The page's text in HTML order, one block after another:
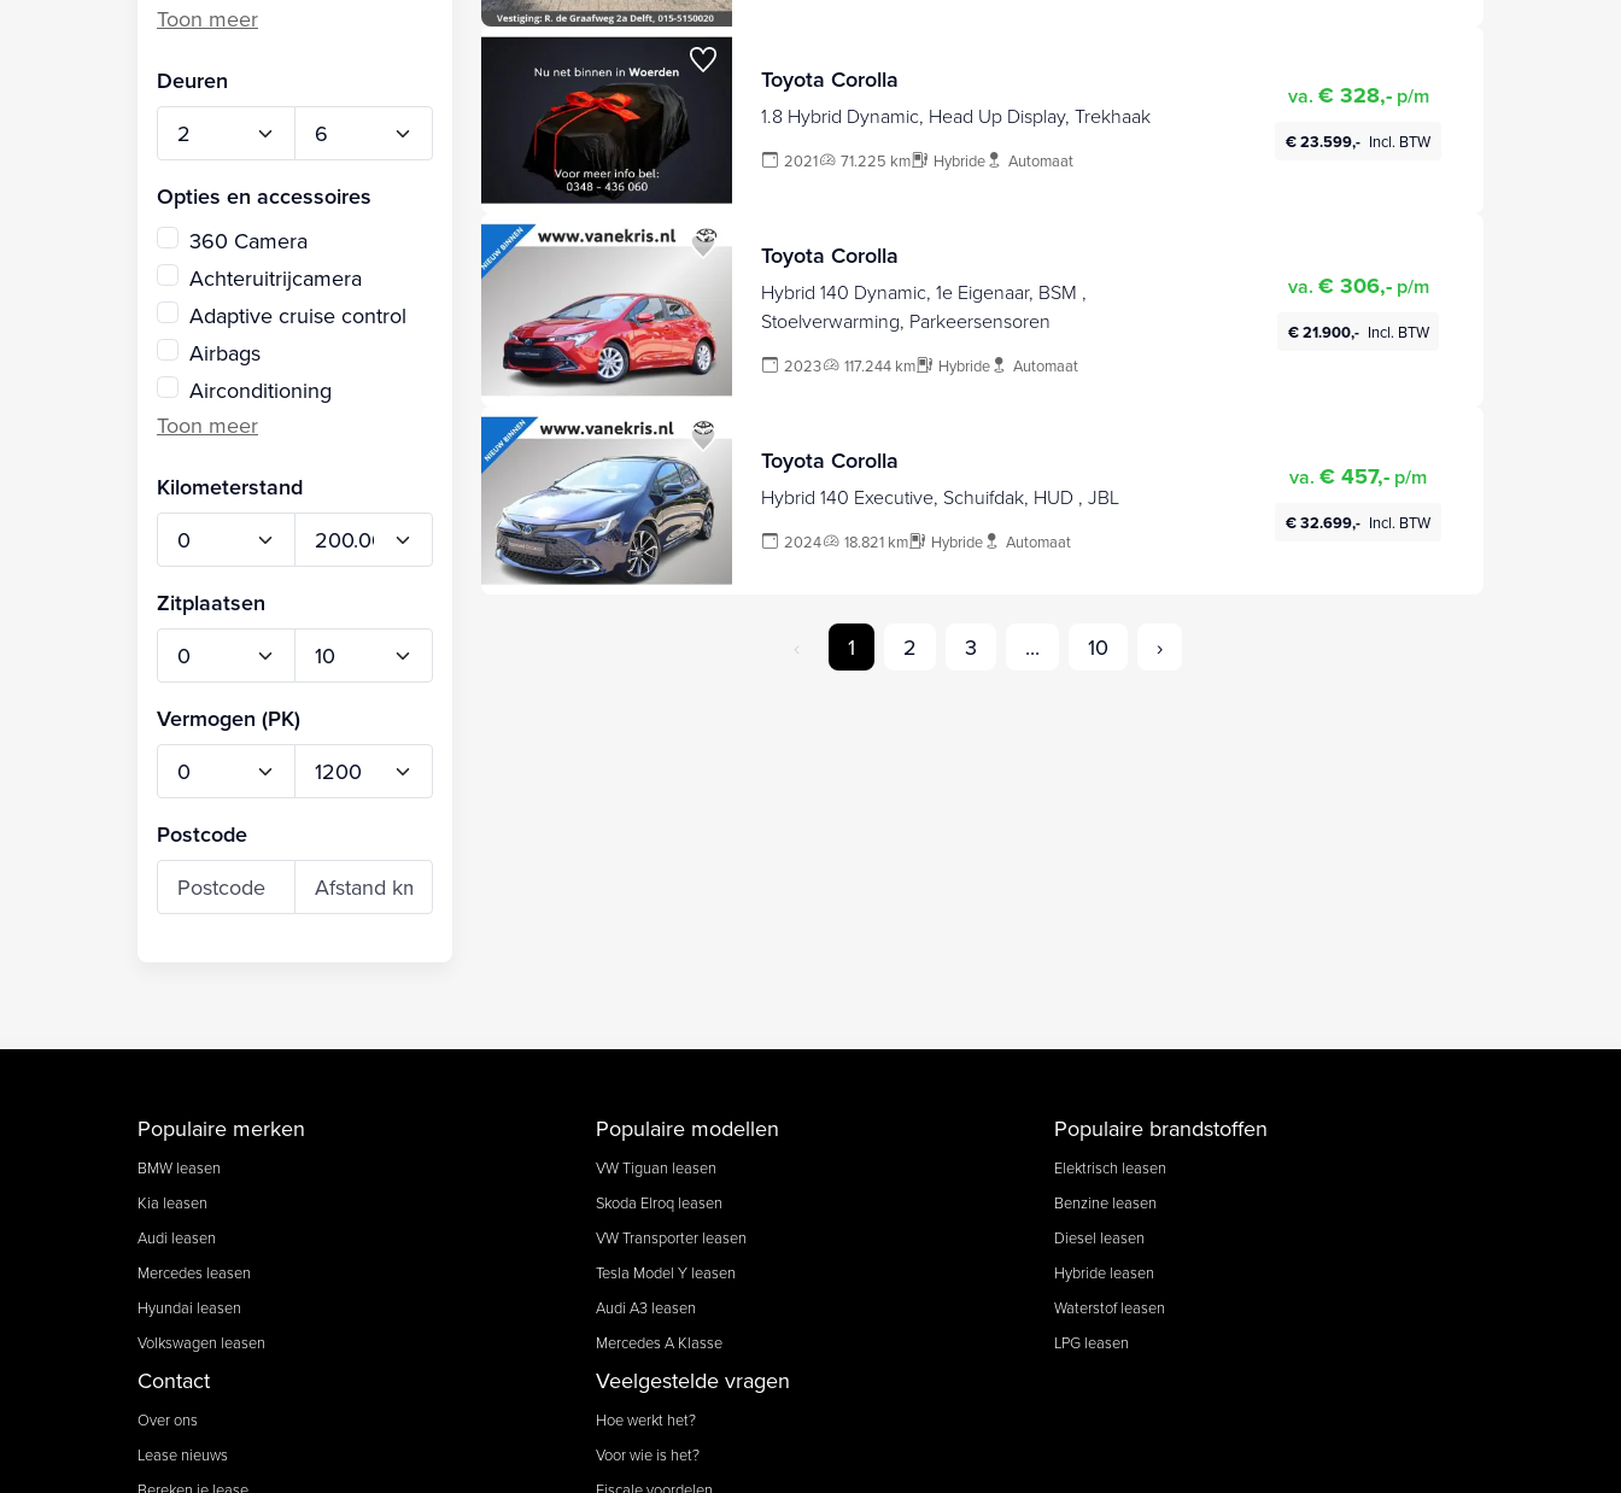
Deuren
Opties en accessoires
360 Camera
Achteruitrijcamera
Adaptive cruise control
Airbags
Airconditioning
Kilometerstand
Zitplaatsen
Vermogen (PK)
Postcode
Toyota Corolla
1.8 Hybrid Dynamic, Head Up Display, Trekhaak
2021 71.225 km Hybride Automaat
va. € 328,- p/m
€ 23.599,- Incl. BTW
Toyota Corolla
Hybrid 140 Dynamic, 1e Eigenaar, BSM ,
Stoelverwarming, Parkeersensoren
2023 117.244 km Hybride Automaat
va. € 306,- p/m
€ 21.900,- Incl. BTW
Toyota Corolla
Hybrid 140 Executive, Schuifdak, HUD , JBL
2024 18.821 km Hybride Automaat
va. € 457,- p/m
€ 32.699,- Incl. BTW
‹ 1 2 3 ... 10 ›
Populaire merken
BMW leasen
Kia leasen
Audi leasen
Mercedes leasen
Hyundai leasen
Volkswagen leasen
Populaire modellen
VW Tiguan leasen
Skoda Elroq leasen
VW Transporter leasen
Tesla Model Y leasen
Audi A3 leasen
Mercedes A Klasse
Populaire brandstoffen
Elektrisch leasen
Benzine leasen
Diesel leasen
Hybride leasen
Waterstof leasen
LPG leasen
Contact
Over ons
Lease nieuws
Veelgestelde vragen
Hoe werkt het?
Voor wie is het?